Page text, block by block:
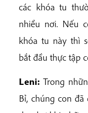
các khóa tu
nhiều nơi. Nếu
khóa tu này thì
bắt đầu thực tập
Leni: Trong
Bỉ, chúng con